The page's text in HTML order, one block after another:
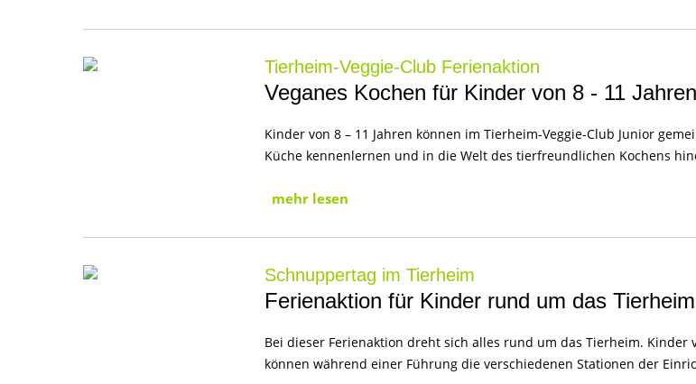
Tierheim-Veggie-Club Ferienaktion
Veganes Kochen für Kinder von 8 - 11 Jahren
Kinder von 8 – 11 Jahren können im Tierheim-Veggie-Club Junior
Küche kennenlernen und in die Welt des tierfreundlichen Kochens
mehr lesen
Schnuppertag im Tierheim
Ferienaktion für Kinder rund um das Tierheim
Bei dieser Ferienaktion dreht sich alles rund um das Tierheim. Kinder
können während einer Führung die verschiedenen Stationen der